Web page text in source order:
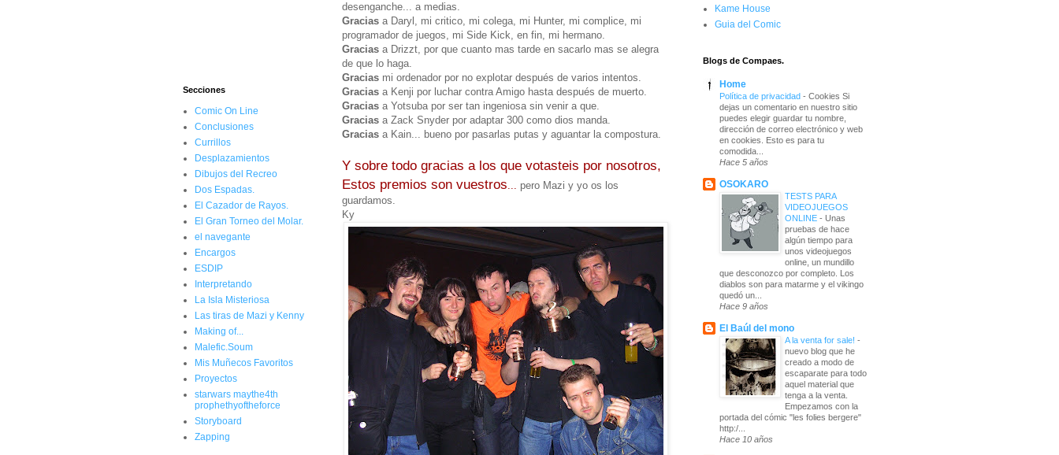
desenganche... a medias.
Gracias a Daryl, mi critico, mi colega, mi Hunter, mi complice, mi
programador de juegos, mi Side Kick, en fin, mi hermano.
Gracias a Drizzt, por que cuanto mas tarde en sacarlo mas se alegra
de que lo haga.
Gracias mi ordenador por no explotar después de varios intentos.
Gracias a Kenji por luchar contra Amigo hasta después de muerto.
Gracias a Yotsuba por ser tan ingeniosa sin venir a que.
Gracias a Zack Snyder por adaptar 300 como dios manda.
Gracias a Kain... bueno por pasarlas putas y aguantar la compostura.
Y sobre todo gracias a los que votasteis por nosotros,
Estos premios son vuestros... pero Mazi y yo os los
guardamos.
Ky
Secciones
Comic On Line
Conclusiones
Currillos
Desplazamientos
Dibujos del Recreo
Dos Espadas.
El Cazador de Rayos.
El Gran Torneo del Molar.
el navegante
Encargos
ESDIP
Interpretando
La Isla Misteriosa
Las tiras de Mazi y Kenny
Making of...
Malefic.Soum
Mis Muñecos Favoritos
Proyectos
starwars maythe4th
prophethyoftheforce
Storyboard
Zapping
Kame House
Guia del Comic
Blogs de Compaes.
Home
Política de privacidad - Cookies Si
dejas un comentario en nuestro sitio
puedes elegir guardar tu nombre,
dirección de correo electrónico y web
en cookies. Esto es para tu
comodida...
Hace 5 años
OSOKARO
TESTS PARA
VIDEOJUEGOS
ONLINE - Unas
pruebas de hace
algún tiempo para
unos videojuegos
online, un mundillo
que desconozco por completo. Los
diablos son para matarme y el vikingo
quedó un...
Hace 9 años
El Baúl del mono
A la venta for sale! -
nuevo blog que he
creado a modo de
escaparate para todo
aquel material que
tenga a la venta.
Empezamos con la
portada del cómic "les folies bergere"
http:/...
Hace 10 años